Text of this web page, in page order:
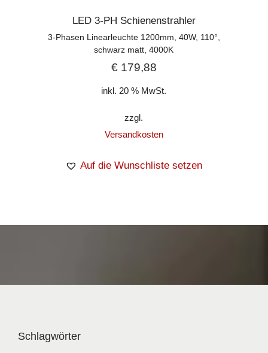
LED 3-PH Schienenstrahler
3-Phasen Linearleuchte 1200mm, 40W, 110°,
schwarz matt, 4000K
€179,88
inkl. 20 % MwSt.
zzgl.
Versandkosten
Auf die Wunschliste setzen
Schlagwörter